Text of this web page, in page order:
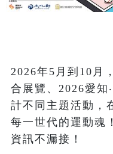
2026年5月到10月
合展覽、2026愛知
計不同主題活動，
每一世代的運動魂